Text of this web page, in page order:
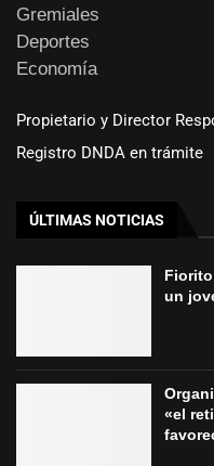
Gremiales
Deportes
Economía
Propietario y Director
Registro DNDA en trámite
ÚLTIMAS NOTICIAS
un
«el